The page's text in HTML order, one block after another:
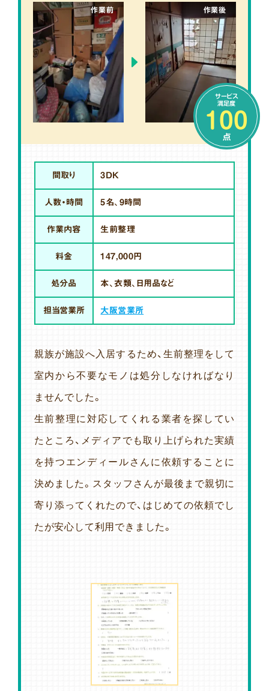
作業前 作業後
サービス
満足度
100
点
間取り 3DK
人数・時間 5名、9時間
作業内容 生前整理
料金 147,000円
処分品 本、衣類、日用品など
担当営業所 大阪営業所
親族が施設へ入居するため、生前整理をして
室内から不要なモノは処分しなければなり
ませんでした。
生前整理に対応してくれる業者を探してい
たところ、メディアでも取り上げられた実績
を持つエンディールさんに依頼することに
決めました。スタッフさんが最後まで親切に
寄り添ってくれたので、はじめての依頼でし
たが安心して利用できました。